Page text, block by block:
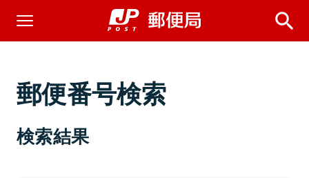
郵便番号検索
検索結果